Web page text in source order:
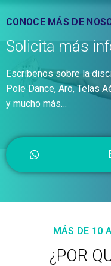
CONOCE MÁS DE
Solicita más
Escríbenos sobre la
Pole Dance, Aro, Telas
y mucho más…
MÁS DE 10
¿POR